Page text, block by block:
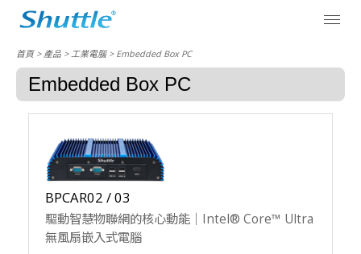
首頁> 產品 > 工業電腦 > Embedded Box PC
Embedded Box PC
BPCAR02 / 03
驅動智慧物聯網的核心動能｜Intel® Core™ Ultra
無風扇嵌入式電腦